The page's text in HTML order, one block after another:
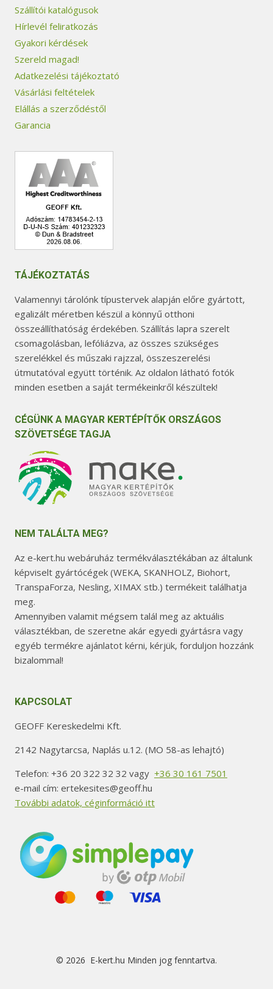
Szállítói katalógusok
Hírlevél feliratkozás
Gyakori kérdések
Szereld magad!
Adatkezelési tájékoztató
Vásárlási feltételek
Elállás a szerződéstől
Garancia
TÁJÉKOZTATÁS
Valamennyi tárolónk típustervek alapján előre gyártott,
egalizált méretben készül a könnyű otthoni
összeállíthatóság érdekében. Szállítás lapra szerelt
csomagolásban, lefóliázva, az összes szükséges
szerelékkel és műszaki rajzzal, összeszerelési
útmutatóval együtt történik. Az oldalon látható fotók
minden esetben a saját termékeinkről készültek!
CÉGÜNK A MAGYAR KERTÉPÍTŐK ORSZÁGOS
SZÖVETSÉGE TAGJA
NEM TALÁLTA MEG?
Az e-kert.hu webáruház termékválasztékában az általunk
képviselt gyártócégek (WEKA, SKANHOLZ, Biohort,
TranspaForza, Nesling, XIMAX stb.) termékeit találhatja
meg.
Amennyiben valamit mégsem talál meg az aktuális
választékban, de szeretne akár egyedi gyártásra vagy
egyéb termékre ajánlatot kérni, kérjük, forduljon hozzánk
bizalommal!
KAPCSOLAT
GEOFF Kereskedelmi Kft.
2142 Nagytarcsa, Naplás u.12. (MO 58-as lehajtó)
Telefon: +36 20 322 32 32 vagy +36 30 161 7501
e-mail cím: ertekesites@geoff.hu
További adatok, céginformáció itt
© 2026 E-kert.hu Minden jog fenntartva.